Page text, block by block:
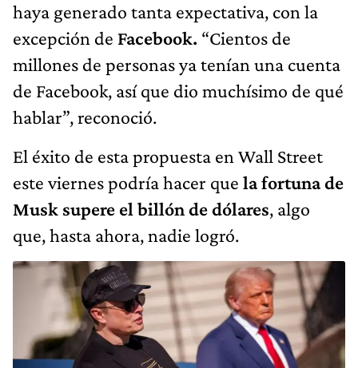
haya generado tanta expectativa, con la
excepción de Facebook. “Cientos de
millones de personas ya tenían una cuenta
de Facebook, así que dio muchísimo de qué
hablar”, reconoció.
El éxito de esta propuesta en Wall Street
este viernes podría hacer que la fortuna de
Musk supere el billón de dólares, algo
que, hasta ahora, nadie logró.